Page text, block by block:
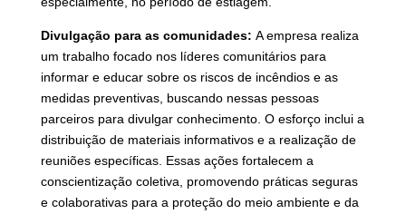
Divulgação para as comunidades: A empresa realiza
um trabalho focado nos líderes comunitários para
informar e educar sobre os riscos de incêndios e as
medidas preventivas, buscando nessas pessoas
parceiros para divulgar conhecimento. O esforço inclui a
distribuição de materiais informativos e a realização de
reuniões específicas. Essas ações fortalecem a
conscientização coletiva, promovendo práticas seguras
e colaborativas para a proteção do meio ambiente e da